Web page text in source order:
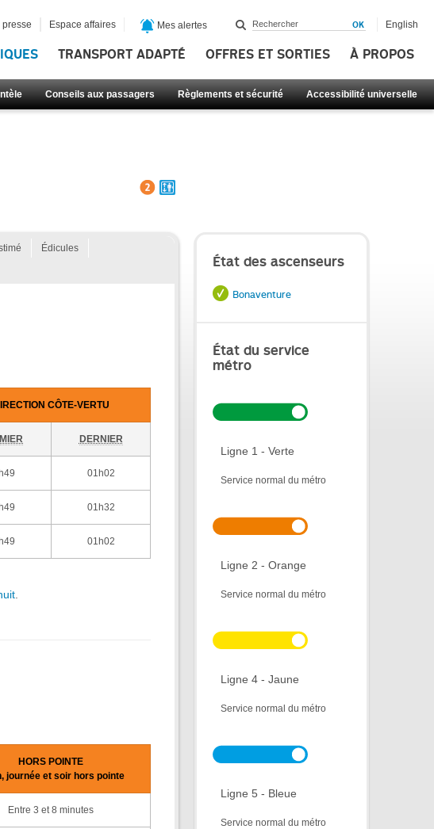
TRANSPORT ADAPTÉ OFFRES ET SORTIES À PROPOS
Conseils aux passagers Règlements et sécurité Accessibilité universelle
Espace affaires Mes alertes English
Édicules
CÔTE-VERTU
DERNIER
01h02
01h32
01h02
HORS POINTE
journée et soir hors pointe
Entre 3 et 8 minutes
État des ascenseurs
Bonaventure
État du service
métro
Ligne 1 - Verte
Service normal du métro
Ligne 2 - Orange
Service normal du métro
Ligne 4 - Jaune
Service normal du métro
Ligne 5 - Bleue
Service normal du métro